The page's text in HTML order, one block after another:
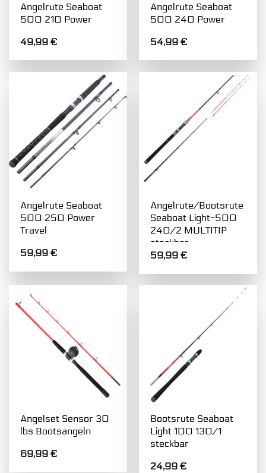
Angelrute Seaboat
500 210 Power
49,99€
Angelrute Seaboat
500 240 Power
54,99€
Angelrute Seaboat
500 250 Power
Travel
59,99€
Angelrute/Bootsrute
Seaboat Light-500
240/2 MULTITIP
steckbar
59,99€
Angelset Sensor 30
lbs Bootsangeln
69,99€
Bootsrute Seaboat
Light 100 130/1
steckbar
24,99€